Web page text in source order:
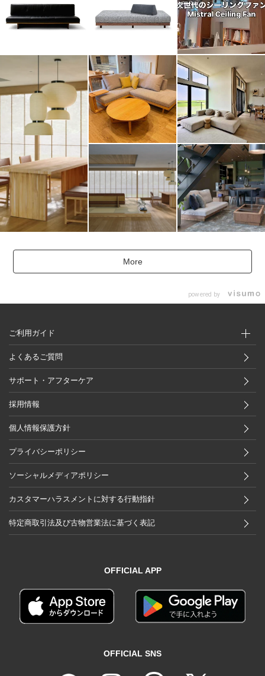
More
powered by
ご利用ガイド
よくあるご質問
サポート・アフターケア
採用情報
個人情報保護方針
プライバシーポリシー
ソーシャルメディアポリシー
カスタマーハラスメントに対する行動指針
特定商取引法及び古物営業法に基づく表記
OFFICIAL APP
OFFICIAL SNS